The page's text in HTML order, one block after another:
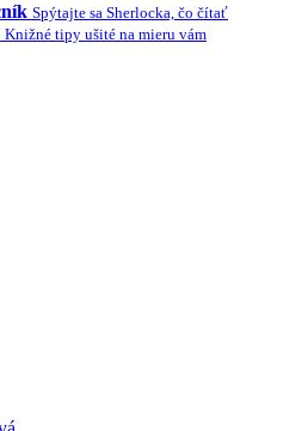
Spýtajte sa Sherlocka, čo čítať
Knižné tipy ušité na mieru vám